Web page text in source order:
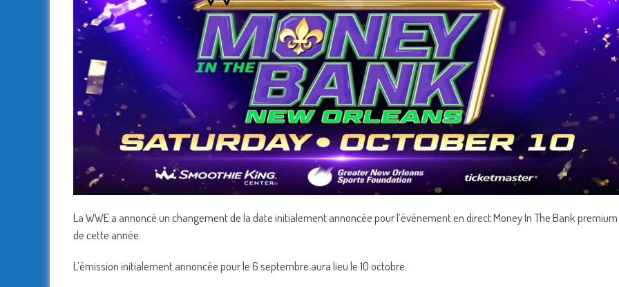
La WWE a annoncé un changement de la date initialement annoncée pour l’événement en direct Money In The Bank premium
de cette année.
L’émission initialement annoncée pour le 6 septembre aura lieu le 10 octobre.